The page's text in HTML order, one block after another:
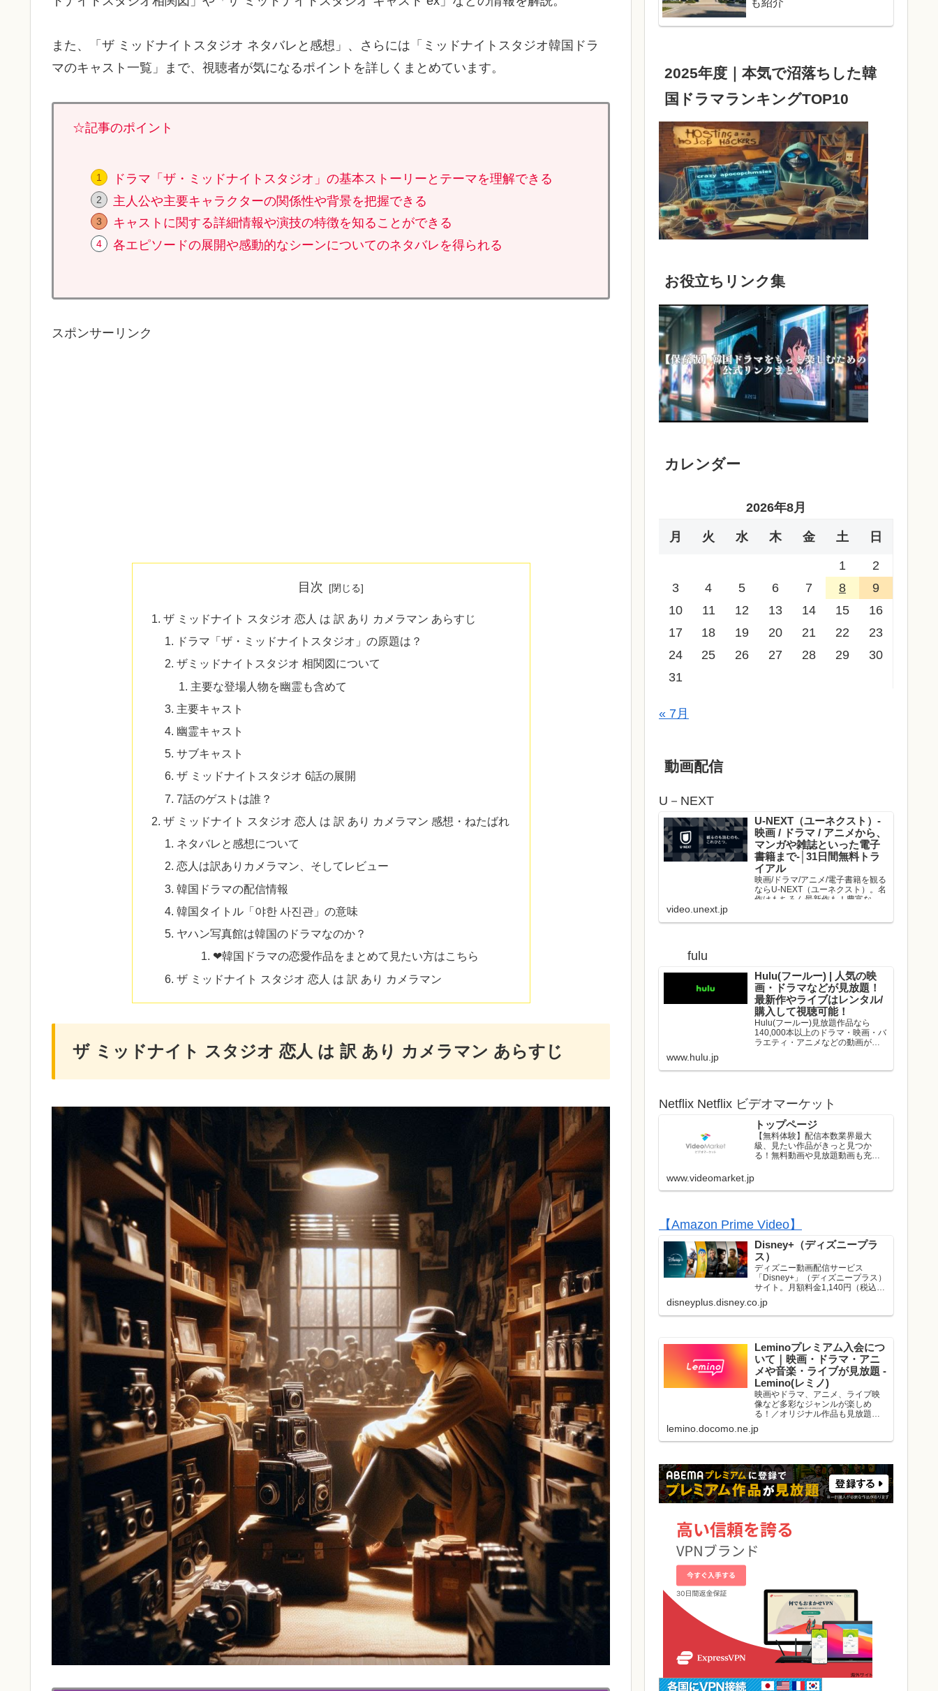
また、「ザ ミッドナイトスタジオ ネタバレと感想」、さらには「ミッドナイトスタジオ韓国ドラ
マのキャスト一覧」まで、視聴者が気になるポイントを詳しくまとめています。
☆記事のポイント
ドラマ「ザ・ミッドナイトスタジオ」の基本ストーリーとテーマを理解できる
主人公や主要キャラクターの関係性や背景を把握できる
キャストに関する詳細情報や演技の特徴を知ることができる
各エピソードの展開や感動的なシーンについてのネタバレを得られる
スポンサーリンク
目次
ザ ミッドナイト スタジオ 恋人 は 訳 あり カメラマン あらすじ
ドラマ「ザ・ミッドナイトスタジオ」の原題は？
ザミッドナイトスタジオ 相関図について
主要な登場人物を幽霊も含めて
主要キャスト
幽霊キャスト
サブキャスト
ザ ミッドナイトスタジオ 6話の展開
7話のゲストは誰？
ザ ミッドナイト スタジオ 恋人 は 訳 あり カメラマン 感想・ねたばれ
ネタバレと感想について
恋人は訳ありカメラマン、そしてレビュー
韓国ドラマの配信情報
韓国タイトル「야한 사진관」の意味
ヤハン写真館は韓国のドラマなのか？
❤韓国ドラマの恋愛作品をまとめて見たい方はこちら
ザ ミッドナイト スタジオ 恋人 は 訳 あり カメラマン
ザ ミッドナイト スタジオ 恋人 は 訳 あり カメラマン あらすじ
も紹介
2025年度｜本気で沼落ちした韓
国ドラマランキングTOP10
お役立ちリンク集
カレンダー
2026年8月
月 火 水 木 金 土 日
1
2
3
4 5 6 7 8
9
10
11 12 13 14 15
16
17
18 19 20 21 22
23
24
25 26 27 28 29
30
31
« 7月
動画配信
U－NEXT
U-NEXT（ユーネクスト）-
映画 / ドラマ / アニメから、
マンガや雑誌といった電子
書籍まで-│31日間無料トラ
イアル
映画/ドラマ/アニメ/電子書籍を観る
ならU-NEXT（ユーネクスト）。名
作はもちろん最新作も！豊富な作
video.unext.jp
fulu
Hulu(フールー) | 人気の映
画・ドラマなどが見放題！
最新作やライブはレンタル/
購入して視聴可能！
Hulu(フールー)見放題作品なら
140,000本以上のドラマ・映画・バ
ラエティ・アニメなどの動画が、
ストのライブはレンタル/購入して
www.hulu.jp
Netflix Netflix ビデオマーケット
トップページ
【無料体験】配信本数業界最大
級、見たい作品がきっと見つか
る！無料動画や見放題動画も充実
www.videomarket.jp
【Amazon Prime Video】
Disney+（ディズニープラ
ス）
ディズニー動画配信サービス
「Disney+」（ディズニープラス）
サイト。月額料金1,140円（税込）
でディズニー、ピクサー、マーベ
ル、スター・ウォーズ、ナショナ
ルジオグラフィック、スターの映
disneyplus.disney.co.jp
Leminoプレミアム入会につ
いて｜映画・ドラマ・アニ
メや音楽・ライブが見放題 -
Lemino(レミノ)
映画やドラマ、アニメ、ライブ映
像など多彩なジャンルが楽しめ
る！／オリジナル作品も見放題／
応／ダウンロード視聴可能／好き
な作品と出会える機能がたくさ
lemino.docomo.ne.jp